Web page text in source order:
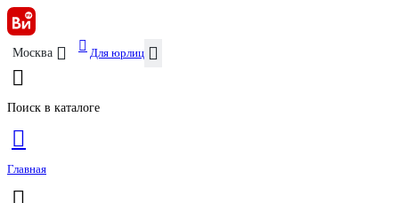
Москва Для юрлиц
Поиск в каталоге
Главная